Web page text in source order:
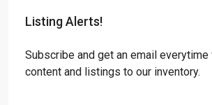
Listing Alerts!
Subscribe and get an email everytime
content and listings to our inventory.